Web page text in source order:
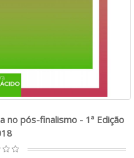
no pós-finalismo - 1ª Edição